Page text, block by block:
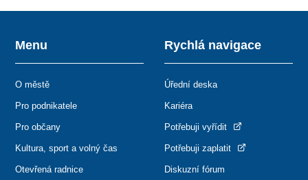
Menu
O městě
Pro podnikatele
Pro občany
Kultura, sport a volný čas
Otevřená radnice
Rychlá navigace
Úřední deska
Kariéra
Potřebuji vyřídit
Potřebuji zaplatit
Diskuzní fórum